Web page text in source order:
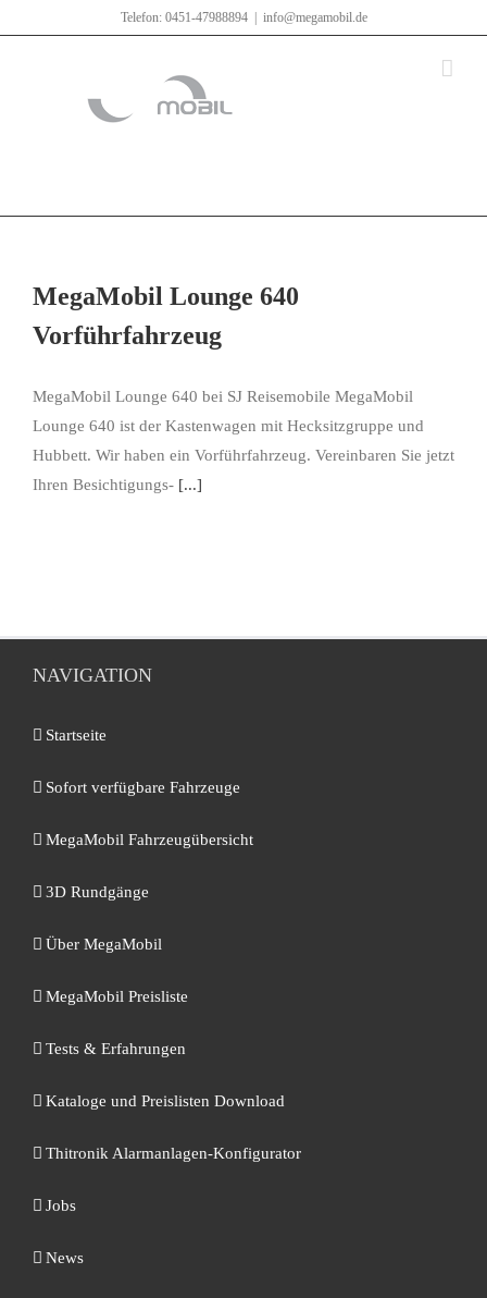
Telefon: 0451-47988894 info@megamobil.de
MegaMobil Lounge 640
Vorführfahrzeug
MegaMobil Lounge 640 bei SJ Reisemobile MegaMobil
Lounge 640 ist der Kastenwagen mit Hecksitzgruppe und
Hubbett. Wir haben ein Vorführfahrzeug. Vereinbaren Sie jetzt
Ihren Besichtigungs- [...]
NAVIGATION
Startseite
Sofort verfügbare Fahrzeuge
MegaMobil Fahrzeugübersicht
3D Rundgänge
Über MegaMobil
MegaMobil Preisliste
Tests & Erfahrungen
Kataloge und Preislisten Download
Thitronik Alarmanlagen-Konfigurator
Jobs
News